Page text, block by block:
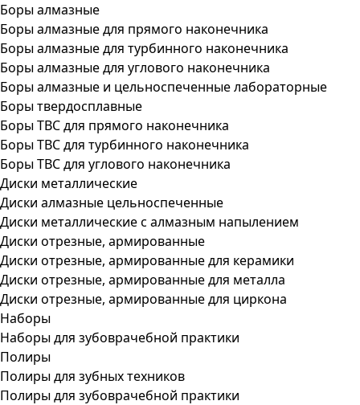
Боры алмазные
Боры алмазные для прямого наконечника
Боры алмазные для турбинного наконечника
Боры алмазные для углового наконечника
Боры алмазные и цельноспеченные лабораторные
Боры твердосплавные
Боры ТВС для прямого наконечника
Боры ТВС для турбинного наконечника
Боры ТВС для углового наконечника
Диски металлические
Диски алмазные цельноспеченные
Диски металлические с алмазным напылением
Диски отрезные, армированные
Диски отрезные, армированные для керамики
Диски отрезные, армированные для металла
Диски отрезные, армированные для циркона
Наборы
Наборы для зубоврачебной практики
Полиры
Полиры для зубных техников
Полиры для зубоврачебной практики